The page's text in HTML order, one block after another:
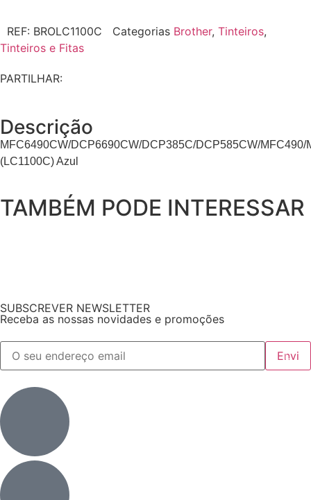
REF: BROLC1100C Categorias Brother, Tinteiros,
Tinteiros e Fitas
PARTILHAR:
Descrição
MFC6490CW/DCP6690CW/DCP385C/DCP585CW/
(LC1100C) Azul
TAMBÉM PODE INTERESSAR
SUBSCREVER NEWSLETTER
Receba as nossas novidades e promoções